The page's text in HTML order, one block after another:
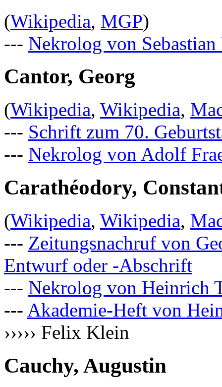
(Wikipedia, MGP)
--- Nekrolog von
Cantor, Georg
(Wikipedia, Wikipedia,
--- Schrift zum 70.
--- Nekrolog von Adolf
Carathéodory,
(Wikipedia, Wikipedia,
--- Zeitungsnachruf von
Entwurf oder -Abschrift
--- Nekrolog von Heinrich
--- Akademie-Heft von
››››› Felix Klein
Cauchy, Augustin